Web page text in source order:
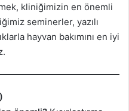
kliniğimizin en önemli
seminerler, yazılı
hayvan bakımını en iyi